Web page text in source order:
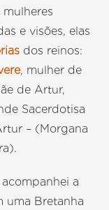
e visões, elas
dos reinos:
, mulher de
de Artur,
Sacerdotisa
– (Morgana
a
uma Bretanha